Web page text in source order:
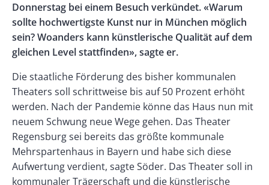
Donnerstag bei einem Besuch verkündet. «Warum
sollte hochwertigste Kunst nur in München möglich
sein? Woanders kann künstlerische Qualität auf dem
gleichen Level stattfinden», sagte er.
Die staatliche Förderung des bisher kommunalen
Theaters soll schrittweise bis auf 50 Prozent erhöht
werden. Nach der Pandemie könne das Haus nun mit
neuem Schwung neue Wege gehen. Das Theater
Regensburg sei bereits das größte kommunale
Mehrspartenhaus in Bayern und habe sich diese
Aufwertung verdient, sagte Söder. Das Theater soll in
kommunaler Trägerschaft und die künstlerische